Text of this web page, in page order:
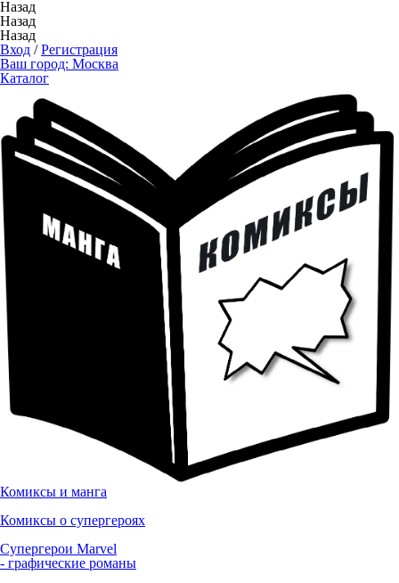
Назад
Назад
Назад
Вход /Регистрация
Ваш город: Москва
Каталог
Комиксы и манга
Комиксы о супергероях
Супергерои Marvel
- графические романы